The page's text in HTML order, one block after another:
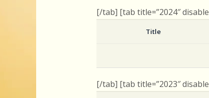
[/tab] [tab title=”2024″
Title
[/tab] [tab title=”2023″